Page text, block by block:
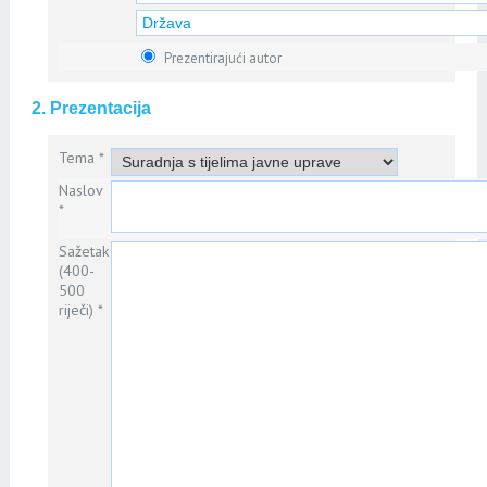
Prezentirajući autor
2. Prezentacija
Tema *
Naslov
*
Sažetak
(400-
500
riječi) *